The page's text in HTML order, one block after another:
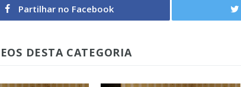
Partilhar no Facebook
DESTA CATEGORIA